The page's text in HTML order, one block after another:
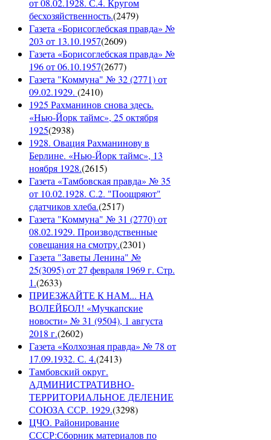
от 08.02.1928. С.4. Кругом
бесхозяйственность.(2479)
Газета «Борисоглебская правда» №
203 от 13.10.1957(2609)
Газета «Борисоглебская правда» №
196 от 06.10.1957(2677)
Газета "Коммуна" № 32 (2771) от
09.02.1929. (2410)
1925 Рахманинов снова здесь.
«Нью-Йорк таймс», 25 октября
1925(2938)
1928. Овация Рахманинову в
Берлине. «Нью-Йорк таймс», 13
ноября 1928.(2615)
Газета «Тамбовская правда» № 35
от 10.02.1928. С.2. "Поощряют"
сдатчиков хлеба.(2517)
Газета "Коммуна" № 31 (2770) от
08.02.1929. Производственные
совещания на смотру.(2301)
Газета "Заветы Ленина" №
25(3095) от 27 февраля 1969 г. Стр.
1.(2633)
ПРИЕЗЖАЙТЕ К НАМ... НА
ВОЛЕЙБОЛ! «Мучкапские
новости» № 31 (9504), 1 августа
2018 г.(2602)
Газета «Колхозная правда» № 78 от
17.09.1932. С. 4.(2413)
Тамбовский округ.
АДМИНИСТРАТИВНО-
ТЕРРИТОРИАЛЬНОЕ ДЕЛЕНИЕ
СОЮЗА ССР. 1929.(3298)
ЦЧО. Районирование
СССР:Сборник материалов по